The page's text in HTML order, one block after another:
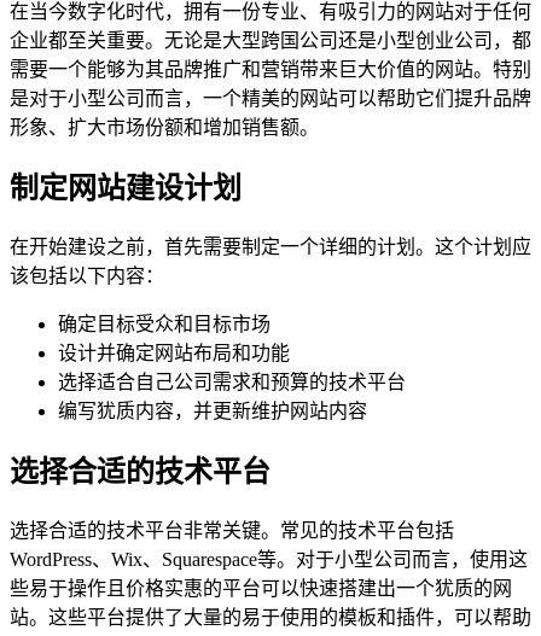
在当今数字化时代，拥有一份专业、有吸引力的网站对于任何
企业都至关重要。无论是大型跨国公司还是小型创业公司，都
需要一个能够为其品牌推广和营销带来巨大价值的网站。特别
是对于小型公司而言，一个精美的网站可以帮助它们提升品牌
形象、扩大市场份额和增加销售额。
制定网站建设计划
在开始建设之前，首先需要制定一个详细的计划。这个计划应
该包括以下内容：
确定目标受众和目标市场
设计并确定网站布局和功能
选择适合自己公司需求和预算的技术平台
编写犹质内容，并更新维护网站内容
选择合适的技术平台
选择合适的技术平台非常关键。常见的技术平台包括
WordPress、Wix、Squarespace等。对于小型公司而言，使用这
些易于操作且价格实惠的平台可以快速搭建出一个犹质的网
站。这些平台提供了大量的易于使用的模板和插件，可以帮助